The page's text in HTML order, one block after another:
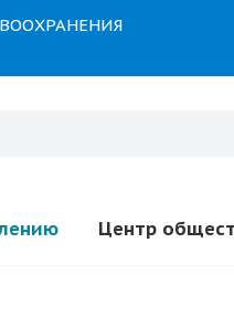
Центр